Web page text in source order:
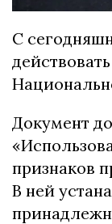
С
Документ
признаков
В ней